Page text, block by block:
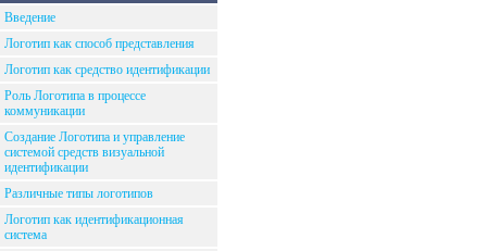
Введение
Логотип как способ представления
Логотип как средство идентификации
Роль Логотипа в процессе
коммуникации
Создание Логотипа и управление
системой средств визуальной
идентификации
Различные типы логотипов
Логотип как идентификационная
система